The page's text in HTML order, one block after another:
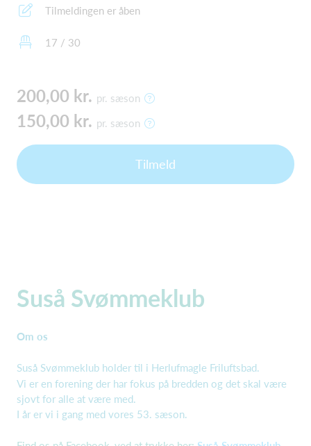
Tilmeldingen er åben
17 / 30
200,00 kr. pr. sæson
150,00 kr. pr. sæson
Tilmeld
Suså Svømmeklub
Om os
Suså Svømmeklub holder til i Herlufmagle Friluftsbad.
Vi er en forening der har fokus på bredden og det skal være
sjovt for alle at være med.
I år er vi i gang med vores 53. sæson.